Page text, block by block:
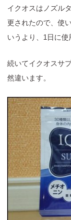
イクオスはノズル
更されたので、使
いうより、1日に使
続いてイクオスサ
然違います。